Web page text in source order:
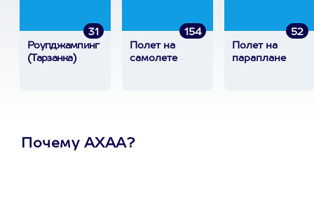
31
Роупджампинг
(Тарзанка)
154
Полет на
самолете
52
Полет на
параплане
Почему АХАА?